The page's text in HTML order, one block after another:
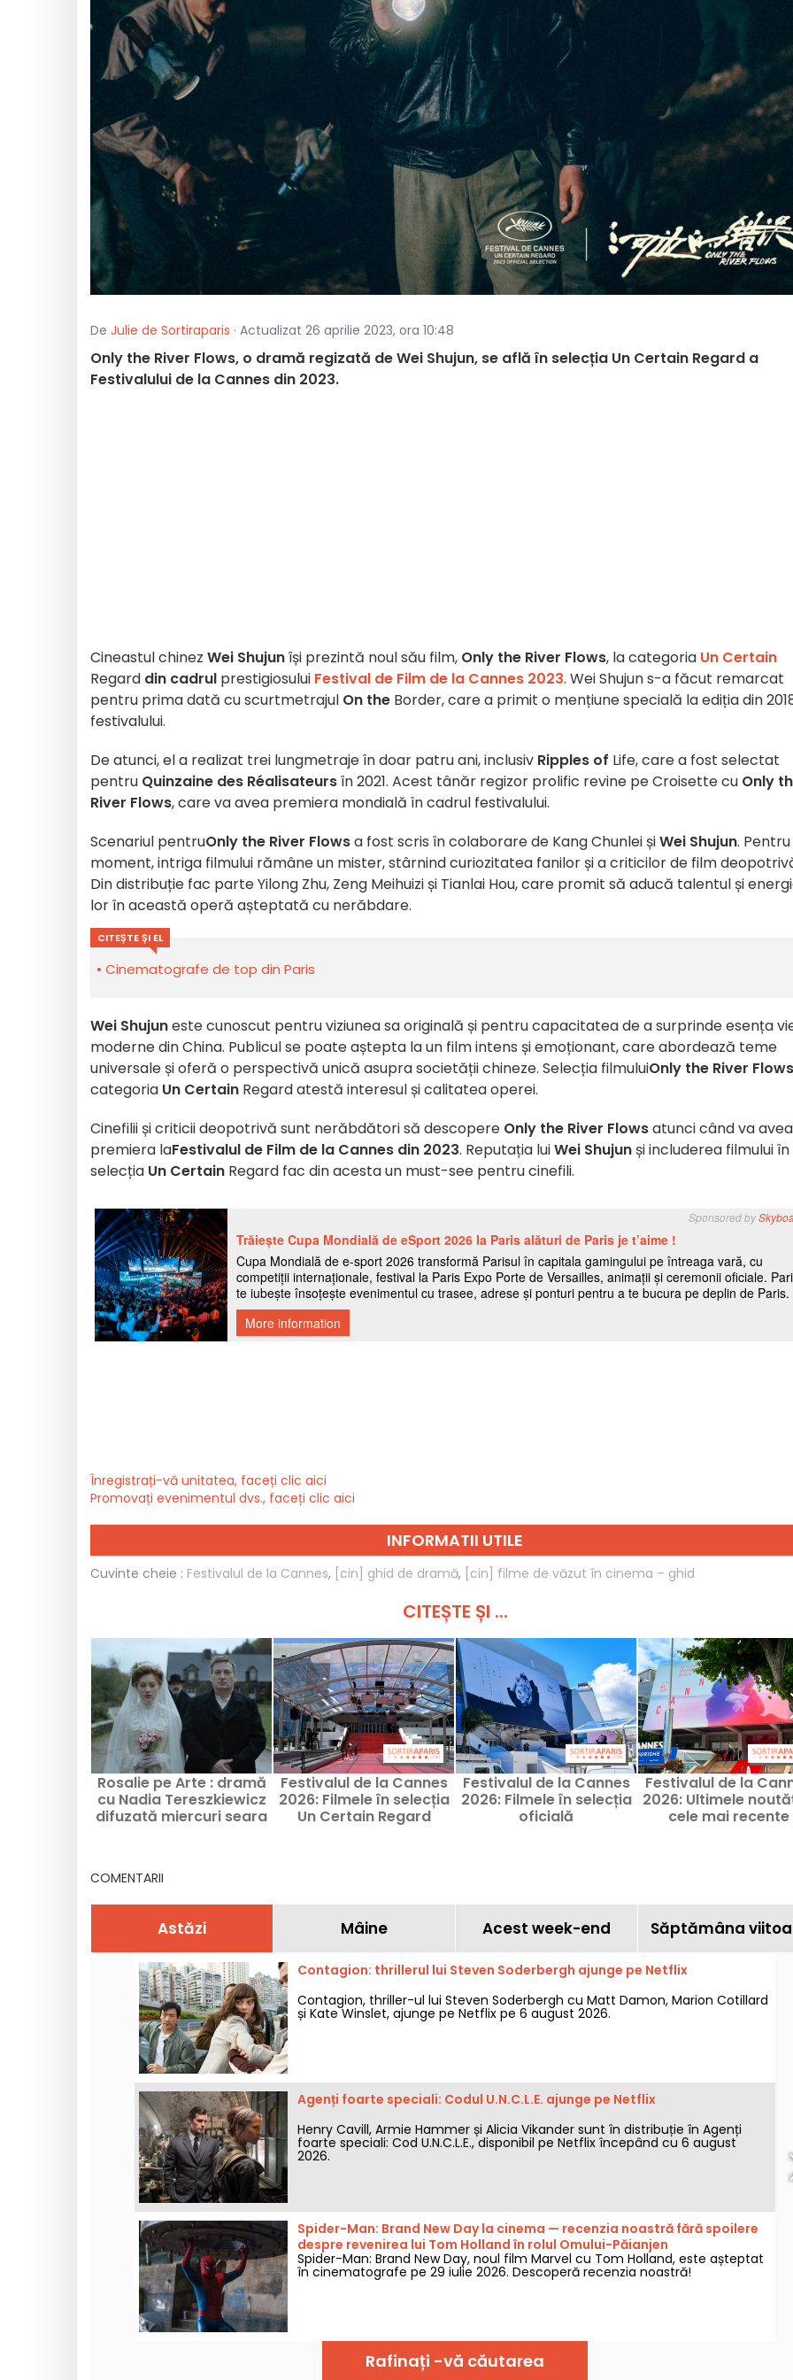
De Julie de Sortiraparis · Actualizat 26 aprilie 2023, ora 10:48
Only the River Flows, o dramă regizată de Wei Shujun, se află în selecția Un Certain Regard a
Festivalului de la Cannes din 2023.
Cineastul chinez Wei Shujunîși prezintă noul său film, Only the River Flows, la categoria Un Certain
Regard din cadrul prestigiosului Festival de Film de la Cannes 2023. Wei Shujun s-a făcut remarcat
pentru prima dată cu scurtmetrajul On the Border, care a primit o mențiune specială la ediția din
festivalului.
De atunci, el a realizat trei lungmetraje în doar patru ani, inclusiv Ripples of Life, care a fost selectat
pentru Quinzaine des Réalisateursîn 2021. Acest tânăr regizor prolific revine pe Croisette cu Only
River Flows, care va avea premiera mondială în cadrul festivalului.
Scenariul pentruOnly the River Flowsa fost scris în colaborare de Kang Chunlei șiWei Shujun. Pentru
moment, intriga filmului rămâne un mister, stârnind curiozitatea fanilor și a criticilor de film
Din distribuție fac parte Yilong Zhu, Zeng Meihuizi și Tianlai Hou, care promit să aducă talentul și
lor în această operă așteptată cu nerăbdare.
CITEȘTE ȘI EL
Cinematografe de top din Paris
Wei Shujuneste cunoscut pentru viziunea sa originală și pentru capacitatea de a surprinde esența
moderne din China. Publicul se poate aștepta la un film intens și emoționant, care abordează teme
universale și oferă o perspectivă unică asupra societății chineze. Selecția filmuluiOnly the River Flows
categoria Un Certain Regard atestă interesul și calitatea operei.
Cinefilii și criticii deopotrivă sunt nerăbdători să descopere Only the River Flowsatunci cândva avea
premiera laFestivalul de Film de la Cannes din 2023. Reputația luiWei Shujun și includerea filmuluiîn
selecția Un Certain Regard fac din acesta un must-see pentru cinefili.
Înregistrați-vă unitatea, faceți clic aici
Promovați evenimentul dvs., faceți clic aici
INFORMATII UTILE
Cuvinte cheie : Festivalul de la Cannes, [cin] ghid de dramă, [cin] filme de văzut în cinema – ghid
CITEȘTE ȘI ...
Rosalie pe Arte : dramă
cu Nadia Tereszkiewicz
difuzată miercuri seara
Festivalul de la Cannes
2026: Filmele în selecția
Un Certain Regard
Festivalul de la Cannes
2026: Filmele în selecția
oficială
Festivalul de la
2026: Ultimele
cele mai recente
COMENTARII
Astăzi Mâine Acest week-end Săptămâna
Contagion: thrillerul lui Steven Soderbergh ajunge pe Netflix
Contagion, thriller-ul lui Steven Soderbergh cu Matt Damon, Marion Cotillard
și Kate Winslet, ajunge pe Netflix pe 6 august 2026.
Agenți foarte speciali: Codul U.N.C.L.E. ajunge pe Netflix
Henry Cavill, Armie Hammer și Alicia Vikander sunt în distribuție în Agenți
foarte speciali: Cod U.N.C.L.E., disponibil pe Netflix începând cu 6 august
2026.
Spider-Man: Brand New Day la cinema — recenzia noastră fără spoilere
despre revenirea lui Tom Holland în rolul Omului-Păianjen
Spider-Man: Brand New Day, noul film Marvel cu Tom Holland, este așteptat
în cinematografe pe 29 iulie 2026. Descoperă recenzia noastră!
Rafinați -vă căutarea